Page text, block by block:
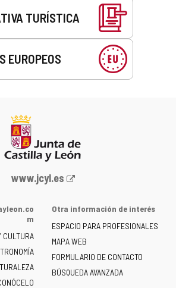
TURÍSTICA
EUROPEOS
Portal
la
de
Castilla
y
León
www.jcyl.es
m
CULTURA
Otra información de interés
ESPACIO PARA PROFESIONALES
MAPA WEB
FORMULARIO DE CONTACTO
BÚSQUEDA AVANZADA